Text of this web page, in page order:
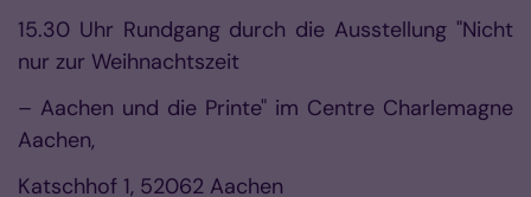
15.30 Uhr Rundgang durch die Ausstellung "Nicht
nur zur Weihnachtszeit
– Aachen und die Printe" im Centre Charlemagne
Aachen,
Katschhof 1, 52062 Aachen